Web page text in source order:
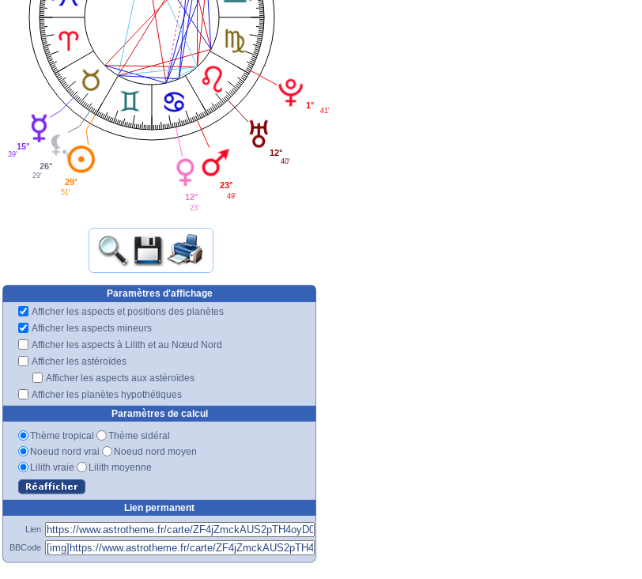
15°
39'
26°
29'
29°
51' 12°
23'
23°
49'
12°
40'
1°
41'
Paramètres d'affichage
Afficher les aspects et positions des planètes
Afficher les aspects mineurs
Afficher les aspects à Lilith et au Nœud Nord
Afficher les astéroïdes
Afficher les aspects aux astéroïdes
Afficher les planètes hypothétiques
Paramètres de calcul
Thème tropical
Thème sidéral
Noeud nord vrai
Noeud nord moyen
Lilith vraie
Lilith moyenne
Lien permanent
Lien
BBCode